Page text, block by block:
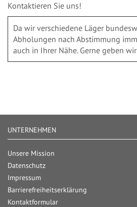
Kontaktieren Sie uns!
Da wir verschiedene Läger
Abholungen nach Abstimmung
auch in Ihrer Nähe. Gerne geben
UNTERNEHMEN
Unsere Mission
Datenschutz
Impressum
Barrierefreiheitserklärung
Kontaktformular